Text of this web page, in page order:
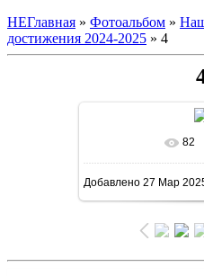
НЕГлавная » Фотоальбом »
достижения 2024-2025 » 4
В реальном
82
Добавлено 27 Мар